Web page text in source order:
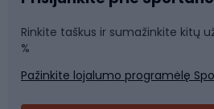
Rinkite taškus ir sumažinkite kitų
%
Pažinkite lojalumo programėlę